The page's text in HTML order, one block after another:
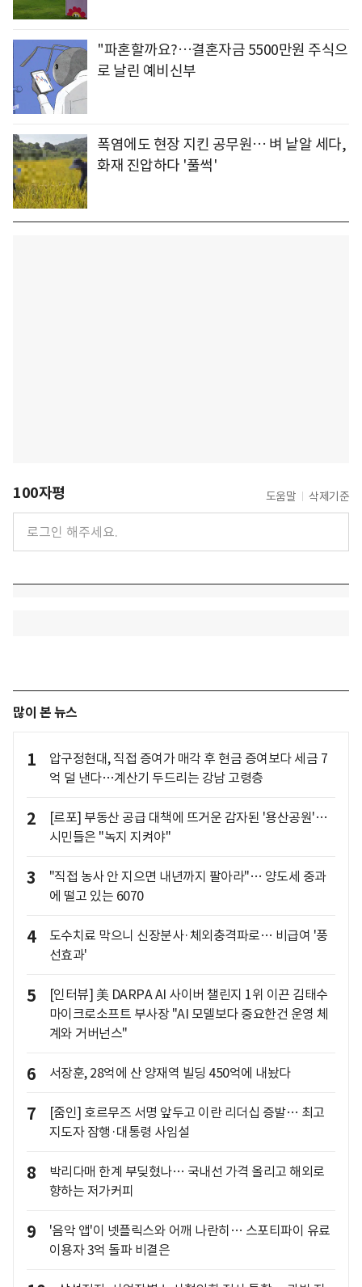
"파혼할까요?…결혼자금 5500만원 주식으
로 날린 예비신부
폭염에도 현장 지킨 공무원… 벼 낱알 세다,
화재 진압하다 '풀썩'
100자평 도움말 삭제기준
많이 본 뉴스
1
압구정현대, 직접 증여가 매각 후 현금 증여보다 세금 7
억 덜 낸다…계산기 두드리는 강남 고령층
2
[르포] 부동산 공급 대책에 뜨거운 감자된 '용산공원'…
시민들은 "녹지 지켜야"
3
"직접 농사 안 지으면 내년까지 팔아라"… 양도세 중과
에 떨고 있는 6070
4
도수치료 막으니 신장분사·체외충격파로… 비급여 '풍
선효과'
5
[인터뷰] 美 DARPA AI 사이버 챌린지 1위 이끈 김태수
마이크로소프트 부사장 "AI 모델보다 중요한건 운영 체
계와 거버넌스"
6 서장훈, 28억에 산 양재역 빌딩 450억에 내놨다
7
[줌인] 호르무즈 서명 앞두고 이란 리더십 증발… 최고
지도자 잠행·대통령 사임설
8
박리다매 한계 부딪혔나… 국내선 가격 올리고 해외로
향하는 저가커피
9
'음악 앱'이 넷플릭스와 어깨 나란히… 스포티파이 유료
이용자 3억 돌파 비결은